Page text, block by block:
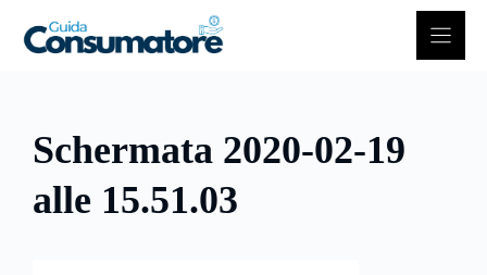
Schermata 2020-02-19
alle 15.51.03